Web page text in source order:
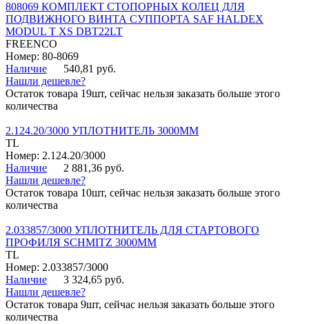
808069 КОМПЛЕКТ СТОПОРНЫХ КОЛЕЦ ДЛЯ
ПОДВИЖНОГО ВИНТА СУППОРТА SAF HALDEX
MODUL T XS DBT22LT
FREENCO
Номер: 80-8069
Наличие
540,81 руб.
Нашли дешевле?
Остаток товара 19шт, сейчас нельзя заказать больше этого
количества
2.124.20/3000 УПЛОТНИТЕЛЬ 3000ММ
TL
Номер: 2.124.20/3000
Наличие
2 881,36 руб.
Нашли дешевле?
Остаток товара 10шт, сейчас нельзя заказать больше этого
количества
2.033857/3000 УПЛОТНИТЕЛЬ ДЛЯ СТАРТОВОГО
ПРОФИЛЯ SCHMITZ 3000ММ
TL
Номер: 2.033857/3000
Наличие
3 324,65 руб.
Нашли дешевле?
Остаток товара 9шт, сейчас нельзя заказать больше этого
количества